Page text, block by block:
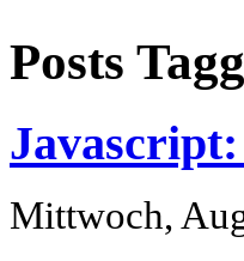
Posts
Mittwoch,